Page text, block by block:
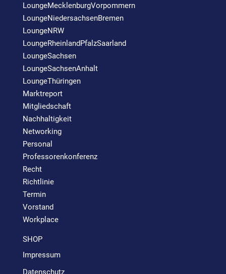
LoungeMecklenburgVorpommern
LoungeNiedersachsenBremen
LoungeNRW
LoungeRheinlandPfalzSaarland
LoungeSachsen
LoungeSachsenAnhalt
LoungeThüringen
Marktreport
Mitgliedschaft
Nachhaltigkeit
Networking
Personal
Professorenkonferenz
Recht
Richtlinie
Termin
Vorstand
Workplace
SHOP
Impressum
Datenschutz